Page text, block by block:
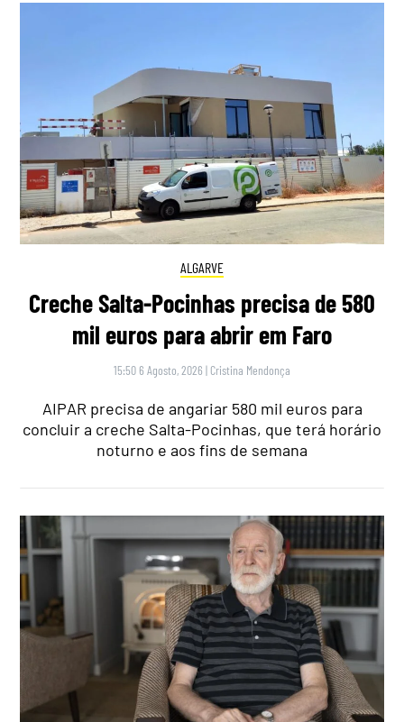
ALGARVE
Creche Salta-Pocinhas precisa de 580
mil euros para abrir em Faro
15:50 6 Agosto, 2026 | Cristina Mendonça
AIPAR precisa de angariar 580 mil euros para
concluir a creche Salta-Pocinhas, que terá horário
noturno e aos fins de semana